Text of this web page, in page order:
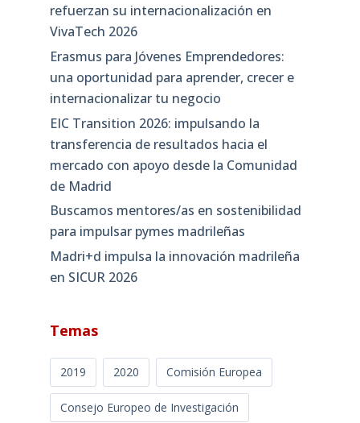
refuerzan su internacionalización en
VivaTech 2026
Erasmus para Jóvenes Emprendedores:
una oportunidad para aprender, crecer e
internacionalizar tu negocio
EIC Transition 2026: impulsando la
transferencia de resultados hacia el
mercado con apoyo desde la Comunidad
de Madrid
Buscamos mentores/as en sostenibilidad
para impulsar pymes madrileñas
Madri+d impulsa la innovación madrileña
en SICUR 2026
Temas
2019 2020 Comisión Europea
Consejo Europeo de Investigación